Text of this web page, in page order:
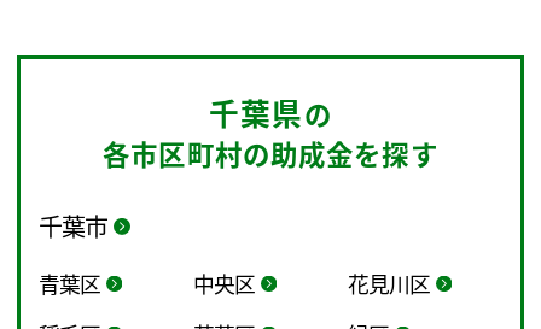
千葉県の
各市区町村の助成金を探す
千葉市
青葉区 中央区
花見川区